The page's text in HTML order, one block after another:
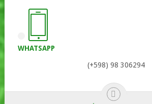
WHATSAPP
(+598) 98 306294